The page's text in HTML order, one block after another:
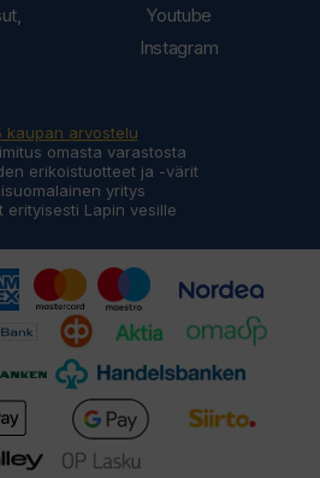
Youtube
Instagram
kaupan arvostelu
omasta varastosta
erikoistuotteet ja -värit
yritys
erityisesti Lapin vesille